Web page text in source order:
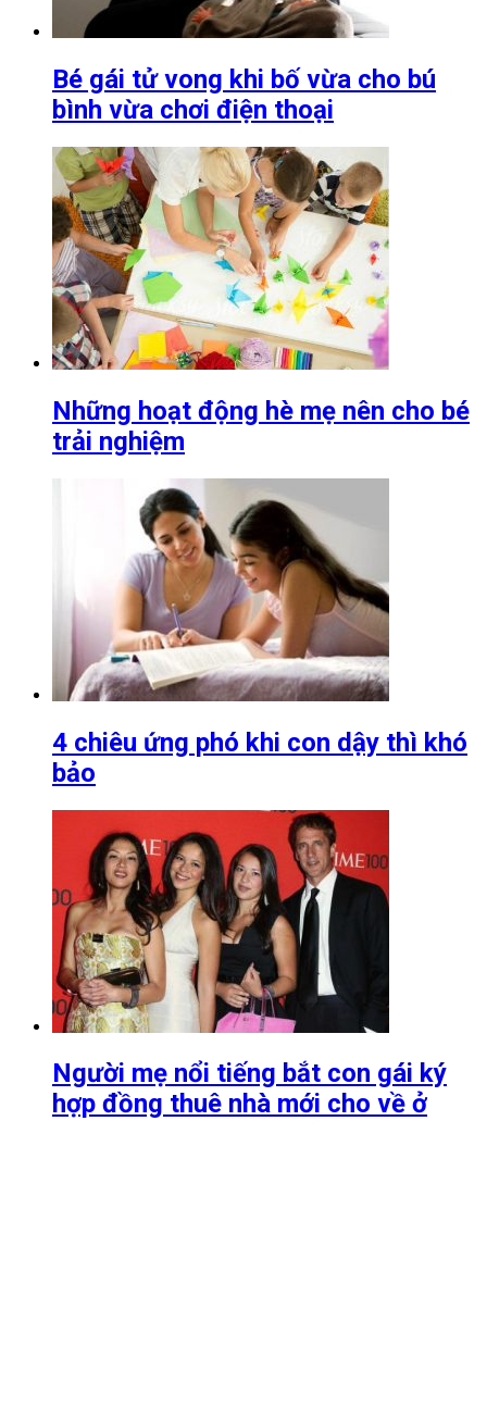
Bé gái tử vong khi bố vừa cho bú
bình vừa chơi điện thoại
Những hoạt động hè mẹ nên cho bé
trải nghiệm
4 chiêu ứng phó khi con dậy thì khó
bảo
Người mẹ nổi tiếng bắt con gái ký
hợp đồng thuê nhà mới cho về ở